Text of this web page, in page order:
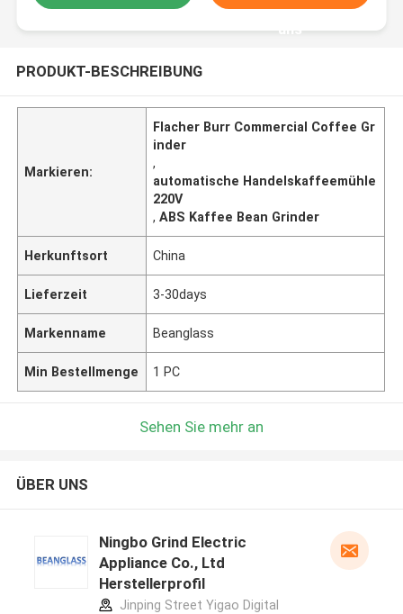
uns
PRODUKT-BESCHREIBUNG
Markieren:
Flacher Burr Commercial Coffee Gr
inder
,
automatische Handelskaffeemühle
220V
,ABS Kaffee Bean Grinder
Herkunftsort China
Lieferzeit 3-30days
Markenname Beanglass
Min Bestellmenge 1 PC
Sehen Sie mehr an
ÜBER UNS
Ningbo Grind Electric
Appliance Co., Ltd
Herstellerprofil
Jinping Street Yigao Digital